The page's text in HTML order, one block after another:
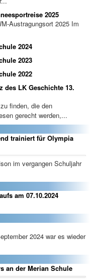
2025
Austragungsort 2025 Im
2024
2023
2022
des LK Geschichte 13.
finden, die den
gerecht werden,...
trainiert für Olympia
im vergangen Schuljahr
am 07.10.2024
2024 war es wieder
an der Merian Schule